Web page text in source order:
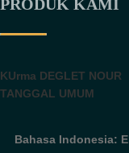
PRODUK KAMI
KUrma DEGLET NOUR
TANGGAL UMUM
Bahasa Indonesia: